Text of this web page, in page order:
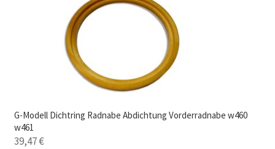
G-Modell Dichtring Radnabe Abdichtung Vorderradnabe w460
w461
39,47€